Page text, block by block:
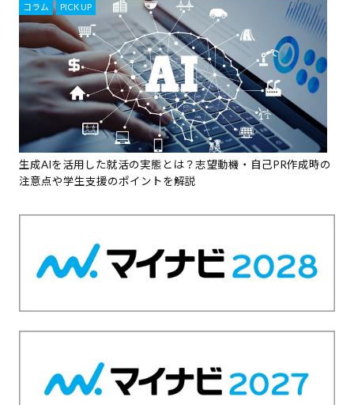
コラム , PICK UP
生成AIを活用した就活の実態とは？志望動機・自己PR作成時の
注意点や学生支援のポイントを解説